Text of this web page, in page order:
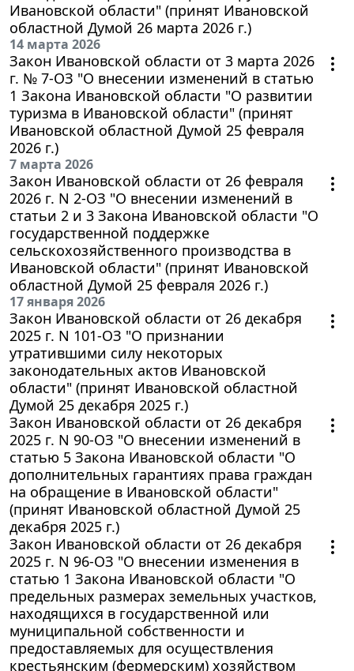
Ивановской области" (принят Ивановской
областной Думой 26 марта 2026 г.)
14 марта 2026
Закон Ивановской области от 3 марта 2026
г. № 7-ОЗ "О внесении изменений в статью
1 Закона Ивановской области "О развитии
туризма в Ивановской области" (принят
Ивановской областной Думой 25 февраля
2026 г.)
7 марта 2026
Закон Ивановской области от 26 февраля
2026 г. N 2-ОЗ "О внесении изменений в
статьи 2 и 3 Закона Ивановской области "О
государственной поддержке
сельскохозяйственного производства в
Ивановской области" (принят Ивановской
областной Думой 25 февраля 2026 г.)
17 января 2026
Закон Ивановской области от 26 декабря
2025 г. N 101-ОЗ "О признании
утратившими силу некоторых
законодательных актов Ивановской
области" (принят Ивановской областной
Думой 25 декабря 2025 г.)
Закон Ивановской области от 26 декабря
2025 г. N 90-ОЗ "О внесении изменений в
статью 5 Закона Ивановской области "О
дополнительных гарантиях права граждан
на обращение в Ивановской области"
(принят Ивановской областной Думой 25
декабря 2025 г.)
Закон Ивановской области от 26 декабря
2025 г. N 96-ОЗ "О внесении изменения в
статью 1 Закона Ивановской области "О
предельных размерах земельных участков,
находящихся в государственной или
муниципальной собственности и
предоставляемых для осуществления
крестьянским (фермерским) хозяйством